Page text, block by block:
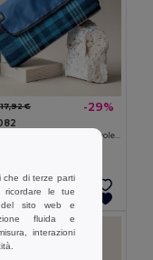
17,92 € -29%
Coperta da Picnic Familiare Pieghevole a Quadri NEVIS
al carrello
che di terze parti
ricordare le tue
del sito web e
fluida e
interazioni